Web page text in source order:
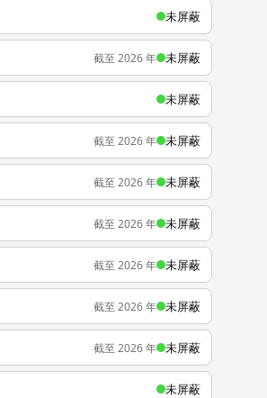
未屏蔽
截至 2026 年 未屏蔽
未屏蔽
截至 2026 年 未屏蔽
截至 2026 年 未屏蔽
截至 2026 年 未屏蔽
截至 2026 年 未屏蔽
截至 2026 年 未屏蔽
截至 2026 年 未屏蔽
未屏蔽